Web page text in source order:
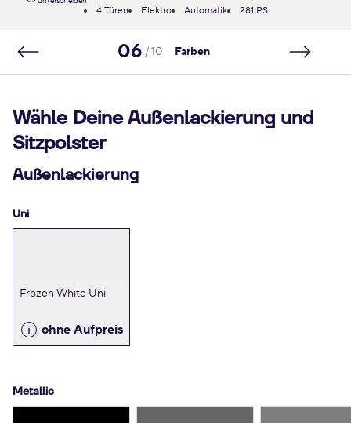
4 Türen Elektro Automatik 281 PS
06 / 10 Farben
Wähle Deine Außenlackierung und
Sitzpolster
Außenlackierung
Uni
Frozen White Uni
ohne Aufpreis
Metallic